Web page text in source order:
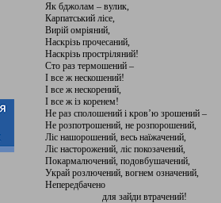
Як бджолам – вулик,
Карпатський лісе,
Вирій омріяний,
Наскрізь прочесаний,
Наскрізь простріляний!
Сто раз термошений –
І все ж нескошений!
І все ж нескорений,
І все ж із коренем!
Не раз сполошений і кров’ю зрошений –
Не розпотрошений, не розпорошений,
Ліс нашорошений, весь наїжачений,
Ліс насторожений, ліс покозачений,
Покармалючений, подовбушачений,
Украй розлючений, вогнем означений,
Непередбачено
для зайди втрачений!